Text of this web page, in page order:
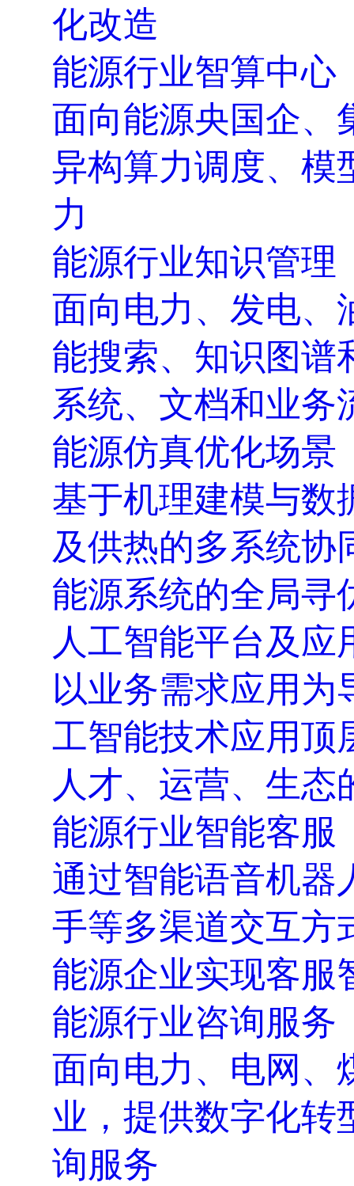
化改造
能源行业智算中心
面向能源央国企、
异构算力调度、模
力
能源行业知识管理
面向电力、发电、
能搜索、知识图谱
系统、文档和业务
能源仿真优化场景
基于机理建模与数
及供热的多系统协
能源系统的全局寻
人工智能平台及
以业务需求应用为
工智能技术应用顶
人才、运营、生
能源行业智能客服
通过智能语音机器
手等多渠道交互方
能源企业实现客服
能源行业咨询服务
面向电力、电网、
业，提供数字化转
询服务